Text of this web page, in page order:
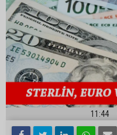
11:44